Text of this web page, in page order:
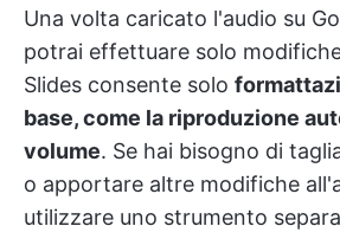
Una volta caricato l'audio su
potrai effettuare solo
Slides consente solo
base, come la riproduzione
volume. Se hai bisogno di
o apportare altre modifiche
utilizzare uno strumento